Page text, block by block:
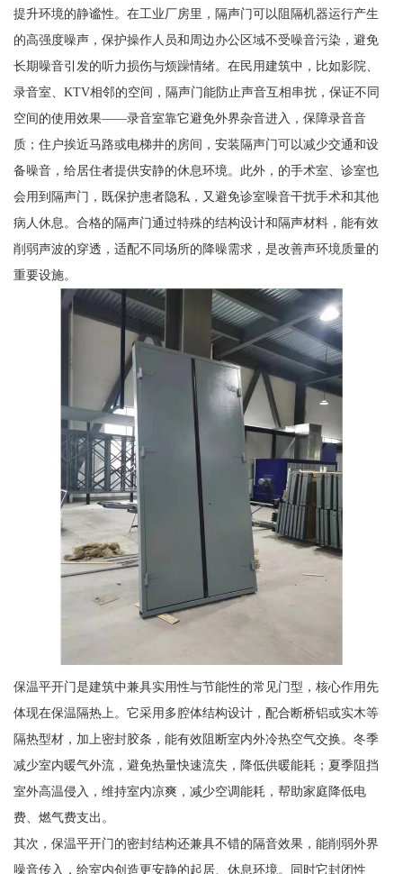
提升环境的静谧性。在工业厂房里，隔声门可以阻隔机器运行产生
的高强度噪声，保护操作人员和周边办公区域不受噪音污染，避免
长期噪音引发的听力损伤与烦躁情绪。在民用建筑中，比如影院、
录音室、KTV相邻的空间，隔声门能防止声音互相串扰，保证不同
空间的使用效果——录音室靠它避免外界杂音进入，保障录音音
质；住户挨近马路或电梯井的房间，安装隔声门可以减少交通和设
备噪音，给居住者提供安静的休息环境。此外，的手术室、诊室也
会用到隔声门，既保护患者隐私，又避免诊室噪音干扰手术和其他
病人休息。合格的隔声门通过特殊的结构设计和隔声材料，能有效
削弱声波的穿透，适配不同场所的降噪需求，是改善声环境质量的
重要设施。
保温平开门是建筑中兼具实用性与节能性的常见门型，核心作用先
体现在保温隔热上。它采用多腔体结构设计，配合断桥铝或实木等
隔热型材，加上密封胶条，能有效阻断室内外冷热空气交换。冬季
减少室内暖气外流，避免热量快速流失，降低供暖能耗；夏季阻挡
室外高温侵入，维持室内凉爽，减少空调能耗，帮助家庭降低电
费、燃气费支出。
其次，保温平开门的密封结构还兼具不错的隔音效果，能削弱外界
噪音传入，给室内创造更安静的起居、休息环境。同时它封闭性